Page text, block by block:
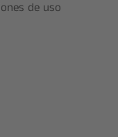
de uso